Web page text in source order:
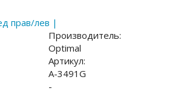
прав/лев |
Производитель:
Optimal
Артикул:
A-3491G
-